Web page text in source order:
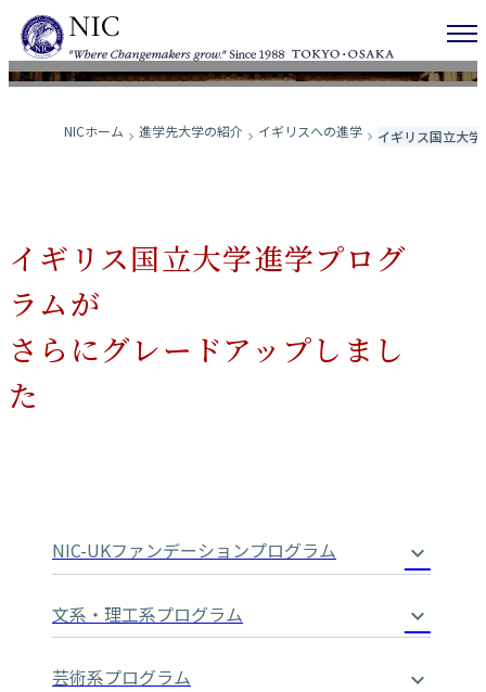
イギリス国立大学進学プログラム
NICホーム 進学先大学の紹介 イギリスへの進学 イギリス国立大
イギリス国立大学進学プログ
ラムが
さらにグレードアップしまし
た
NIC-UKファンデーションプログラム
文系・理工系プログラム
芸術系プログラム